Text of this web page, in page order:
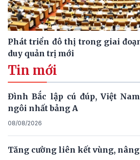
Phát triển đô thị trong giai
duy quản trị mới
Tin mới
Đình Bắc lập cú đúp, Việt
ngôi nhất bảng A
08/08/2026
Tăng cường liên kết vùng,